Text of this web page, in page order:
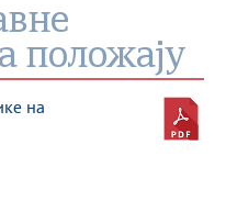
положају
на